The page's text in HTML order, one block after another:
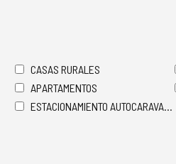
CASAS RURALES
APARTAMENTOS
ESTACIONAMIENTO AUTOCARAVANAS